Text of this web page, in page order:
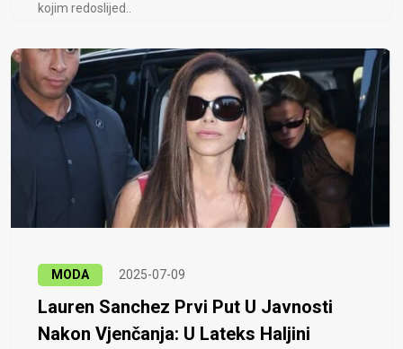
kojim redoslijed..
MODA 2025-07-09
Lauren Sanchez Prvi Put U Javnosti
Nakon Vjenčanja: U Lateks Haljini